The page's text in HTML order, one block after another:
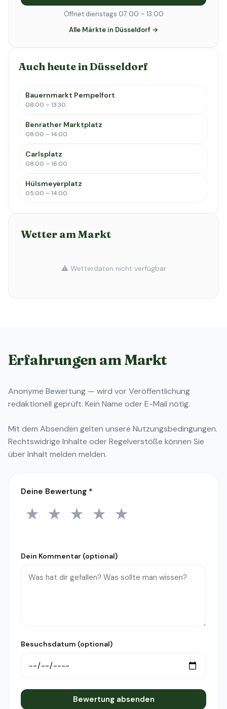
Öffnet dienstags 07:00 – 13:00
Alle Märkte in Düsseldorf →
Auch heute in Düsseldorf
Bauernmarkt Pempelfort
08:00 – 13:30
Benrather Marktplatz
08:00 – 14:00
Carlsplatz
08:00 – 16:00
Hülsmeyerplatz
05:00 – 14:00
Wetter am Markt
⚠️ Wetterdaten nicht verfügbar
Erfahrungen am Markt
Anonyme Bewertung — wird vor Veröffentlichung
redaktionell geprüft. Kein Name oder E-Mail nötig.
Mit dem Absenden gelten unsere Nutzungsbedingungen.
Rechtswidrige Inhalte oder Regelverstöße können Sie
überInhalt melden melden.
Deine Bewertung *
1 Stern
★ 2 Sterne
★ 3 Sterne
★ 4 Sterne
★ 5 Sterne
★
Dein Kommentar (optional)
Besuchsdatum (optional)
Bewertung absenden